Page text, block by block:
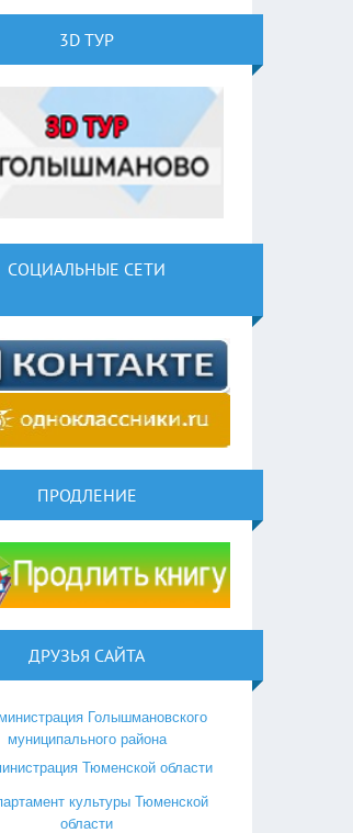
3D ТУР
СОЦИАЛЬНЫЕ СЕТИ
ПРОДЛЕНИЕ
ДРУЗЬЯ САЙТА
Голышмановского
муниципального района
Тюменской области
культуры Тюменской
области